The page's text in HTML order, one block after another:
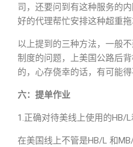
司，还要问到有这种服务的
好的代理帮忙安排这种超重拖
以上提到的三种方法，一般
制度的问题，上美国公路后
的，心存侥幸的话，有可能得
六：提单作业
1.正确对待美线上使用的HB/
在美国线上不管是HB/L 和